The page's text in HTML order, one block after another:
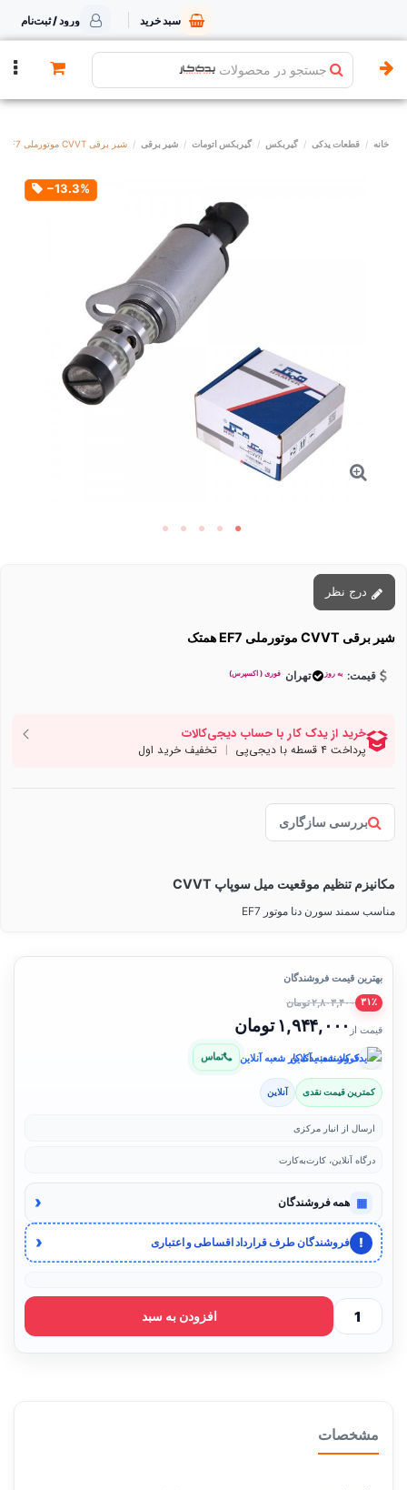
سبد خرید ورود / ثبت‌نام
جستجو در محصولات
خانه قطعات یدکی گیربکس گیربکس اتومات شیر برقی شیر برقی CVVT موتورملی EF7 همتک
‎−13.3%
شیر برقی CVVT موتورملی EF7 همتک
قیمت: به روز تهران فوری ( اکسپرس)
بررسی سازگاری
مکانیزم تنظیم موقعیت میل سوپاپ CVVT
مناسب سمند سورن دنا موتور EF7
بهترین قیمت فروشندگان
۳۱٪ ۲,۸۰۳,۴۰۰ تومان
قیمت از ۱,۹۴۴,۰۰۰ تومان
فروشنده: یدک‌کار شعبه آنلاین تماس
کمترین قیمت نقدی آنلاین
ارسال از انبار مرکزی
درگاه آنلاین، کارت‌به‌کارت
▦ همه فروشندگان ‹
! فروشندگان طرف قرارداد اقساطی و اعتباری ‹
افزودن به سبد
مشخصات